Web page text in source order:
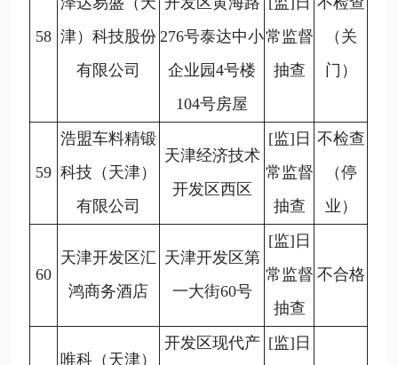
58 津）科技股份
有限公司
276号泰达中小
企业园4号楼
104号房屋
常监督
抽查
（关
门）
59
浩盟车料精锻
科技（天津）
有限公司
天津经济技术
开发区西区
[监]日
常监督
抽查
不检查
（停
业）
60
天津开发区汇
鸿商务酒店
天津开发区第
一大街60号
[监]日
常监督
抽查
不合格
唯科（天津）
开发区现代产 [监]日